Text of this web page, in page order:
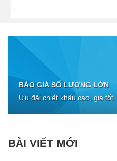
BÁO GIÁ SỐ LƯỢNG LỚN
Ưu đãi chiết khấu cao, giá tốt
BÀI VIẾT MỚI